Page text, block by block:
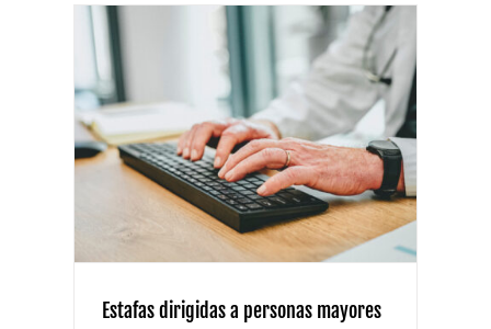
Estafas dirigidas a personas mayores